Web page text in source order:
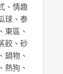
、 情趣
球 、 泰
、 東區 、
餃 、 砂
、 鍋物 、
、 熱狗 、